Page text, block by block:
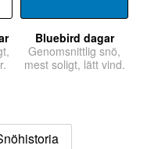
Bluebird dagar
Genomsnittlig snö,
mest soligt, lätt vind.